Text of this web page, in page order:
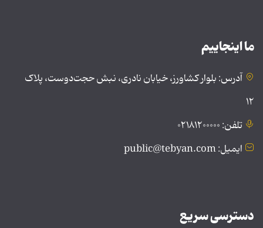
ما اینجاییم
آدرس: بلوار کشاورز، خیابان نادری، نبش حجت‌دوست، پلاک
۱۲
تلفن: ۰۲۱۸۱۲۰۰۰۰۰
ایمیل: public@tebyan.com
دسترسی سریع